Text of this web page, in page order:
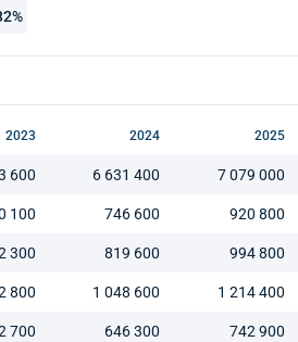
2023 2024 2025
600 6 631 400 7 079 000
100 746 600 920 800
300 819 600 994 800
800 1 048 600 1 214 400
700 646 300 742 900